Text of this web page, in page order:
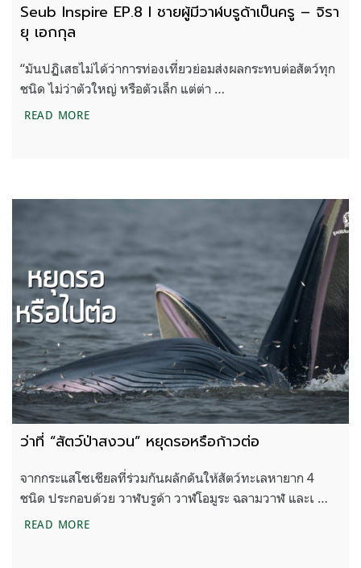
Seub Inspire EP.8 l ชายผู้มีวาฬบรูด้าเป็นครู – จิรา
ยุ เอกกุล
“มันปฏิเสธไม่ได้ว่าการท่องเที่ยวย่อมส่งผลกระทบต่อสัตว์ทุก
ชนิด ไม่ว่าตัวใหญ่ หรือตัวเล็ก แต่ต่า …
READ MORESEUB INSPIRE EP.8 L ชายผู้มีวาฬบรูด้าเป็นครู – จิร
ว่าที่ “สัตว์ป่าสงวน” หยุดรอหรือก้าวต่อ
จากกระแสโซเชียลที่ร่วมกันผลักดันให้สัตว์ทะเลหายาก 4
ชนิด ประกอบด้วย วาฬบรูด้า วาฬโอมูระ ฉลามวาฬ และเ …
READ MOREว่าที่ “สัตว์ป่าสงวน” หยุดรอหรือก้าวต่อ